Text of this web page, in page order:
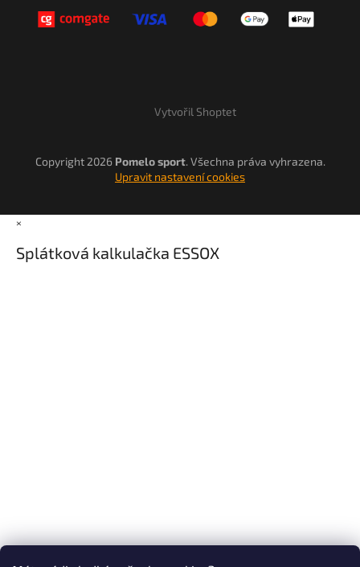
Vytvořil Shoptet
Copyright 2026 Pomelo sport. Všechna práva vyhrazena.
Upravit nastavení cookies
×
Splátková kalkulačka ESSOX